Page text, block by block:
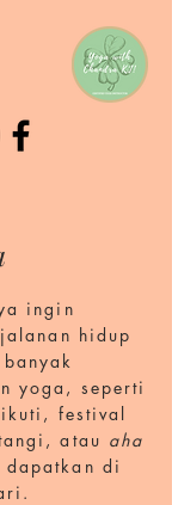
ingin
hidup
yoga, seperti
festival
atau aha
dapatkan di